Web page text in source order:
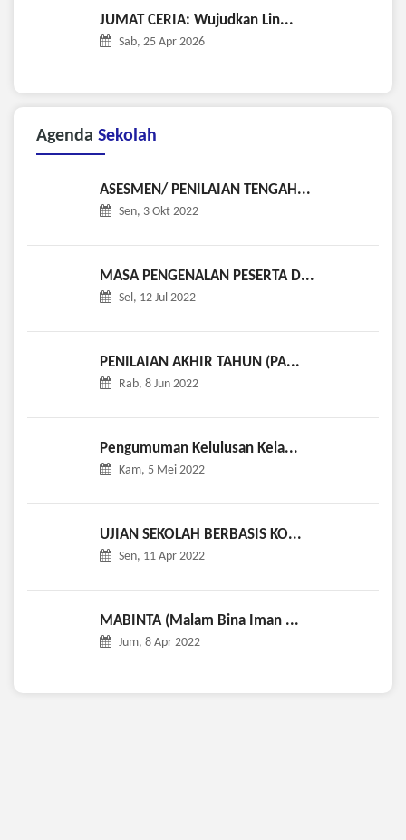
JUMAT CERIA: Wujudkan Lin...
Sab, 25 Apr 2026
Agenda Sekolah
ASESMEN/ PENILAIAN TENGAH...
Sen, 3 Okt 2022
MASA PENGENALAN PESERTA D...
Sel, 12 Jul 2022
PENILAIAN AKHIR TAHUN (PA...
Rab, 8 Jun 2022
Pengumuman Kelulusan Kela...
Kam, 5 Mei 2022
UJIAN SEKOLAH BERBASIS KO...
Sen, 11 Apr 2022
MABINTA (Malam Bina Iman ...
Jum, 8 Apr 2022